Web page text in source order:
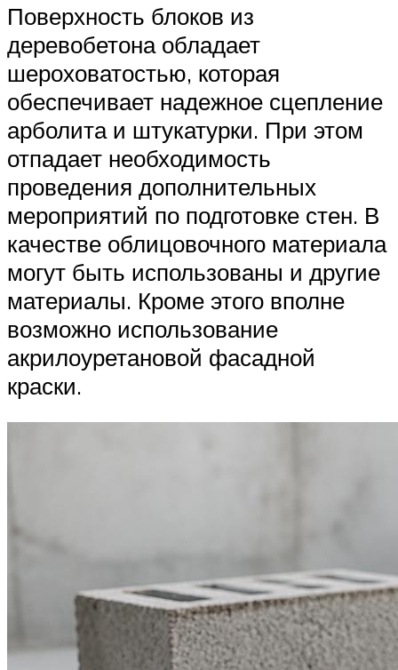
Поверхность блоков из
деревобетона обладает
шероховатостью, которая
обеспечивает надежное сцепление
арболита и штукатурки. При этом
отпадает необходимость
проведения дополнительных
мероприятий по подготовке стен. В
качестве облицовочного материала
могут быть использованы и другие
материалы. Кроме этого вполне
возможно использование
акрилоуретановой фасадной
краски.